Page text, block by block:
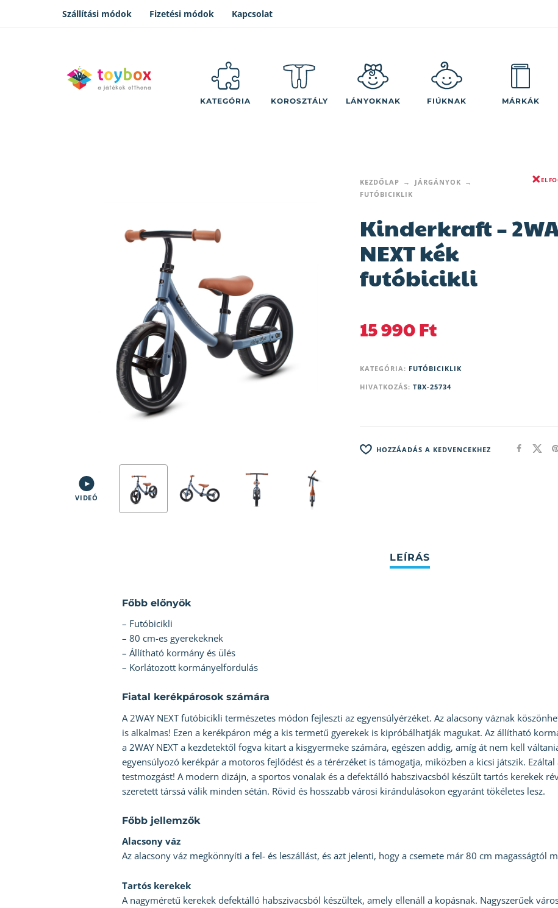
Szállítási módok Fizetési módok Kapcsolat
KATEGÓRIA KOROSZTÁLY LÁNYOKNAK FIÚKNAK MÁRKÁK
VIDEÓ
KEZDŐLAP
JÁRGÁNYOK
FUTÓBICIKLIK
Kinderkraft –
NEXT kék
futóbicikli
15 990Ft
KATEGÓRIA: FUTÓBICIKLIK
HIVATKOZÁS: TBX-25734
HOZZÁADÁS A KEDVENCEKHEZ
Főbb előnyök
– Futóbicikli
– 80 cm-es gyerekeknek
– Állítható kormány és ülés
– Korlátozott kormányelfordulás
Fiatal kerékpárosok számára
A 2WAY NEXT futóbicikli természetes módon fejleszti az egyensúlyérzéket. Az alacsony váznak
is alkalmas! Ezen a kerékpáron még a kis termetű gyerekek is kipróbálhatják magukat. Az állítható
a 2WAY NEXT a kezdetektől fogva kitart a kisgyermeke számára, egészen addig, amíg át nem kell
egyensúlyozó kerékpár a motoros fejlődést és a térérzéket is támogatja, miközben a kicsi játszik. Ezáltal
testmozgást! A modern dizájn, a sportos vonalak és a defektálló habszivacsból készült tartós kerekek
szeretett társsá válik minden sétán. Rövid és hosszabb városi kirándulásokon egyaránt tökéletes lesz.
Főbb jellemzők
Alacsony váz
Az alacsony váz megkönnyíti a fel- és leszállást, és azt jelenti, hogy a csemete már 80 cm magasságtól
Tartós kerekek
A nagyméretű kerekek defektálló habszivacsból készültek, amely ellenáll a kopásnak. Nagyszerűek